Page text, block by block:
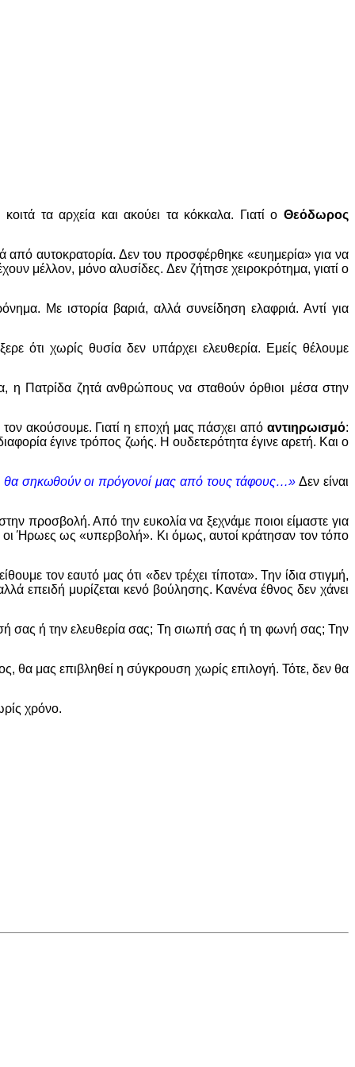
τα αρχεία και ακούει τα κόκκαλα. Γιατί ο Θεόδωρος
αυτοκρατορία. Δεν του προσφέρθηκε «ευημερία» για να
μέλλον, μόνο αλυσίδες. Δεν ζήτησε χειροκρότημα, γιατί ο
Με ιστορία βαριά, αλλά συνείδηση ελαφριά. Αντί για
ότι χωρίς θυσία δεν υπάρχει ελευθερία. Εμείς θέλουμε
η Πατρίδα ζητά ανθρώπους να σταθούν όρθιοι μέσα στην
ακούσουμε. Γιατί η εποχή μας πάσχει από αντιηρωισμό:
έγινε τρόπος ζωής. Η ουδετερότητα έγινε αρετή. Και ο
θα σηκωθούν οι πρόγονοί μας από τους τάφους…» Δεν είναι
προσβολή. Από την ευκολία να ξεχνάμε ποιοι είμαστε για
οι Ήρωες ως «υπερβολή». Κι όμως, αυτοί κράτησαν τον τόπο
τον εαυτό μας ότι «δεν τρέχει τίποτα». Την ίδια στιγμή,
επειδή μυρίζεται κενό βούλησης. Κανένα έθνος δεν χάνει
σας ή την ελευθερία σας; Τη σιωπή σας ή τη φωνή σας; Την
θα μας επιβληθεί η σύγκρουση χωρίς επιλογή. Τότε, δεν θα
χρόνο.